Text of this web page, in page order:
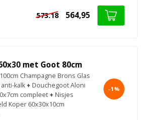
573.18 564,95
met Goot 80cm
Champagne Brons Glas
kalk + Douchegoot Aloni
compleet + Nisjes
Koper 60x30x10cm
-1%